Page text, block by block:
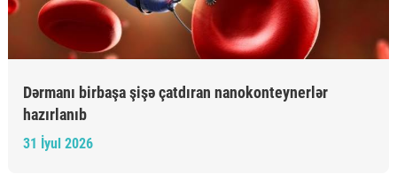
Dərmanı birbaşa şişə çatdıran nanokonteynerlər
hazırlanıb
31 İyul 2026